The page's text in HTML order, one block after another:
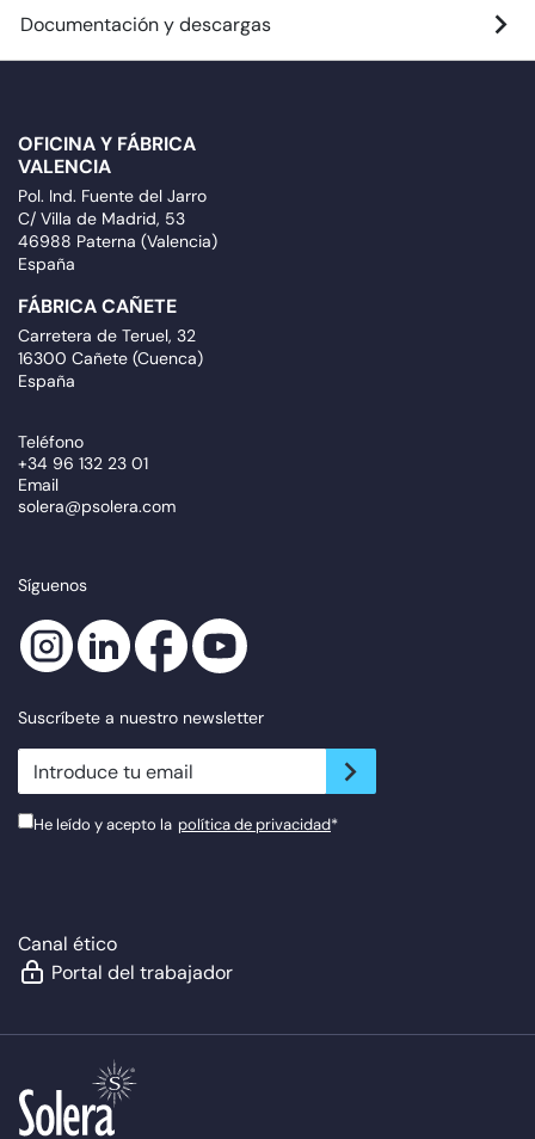
Documentación y descargas
OFICINA Y FÁBRICA
VALENCIA
Pol. Ind. Fuente del Jarro
C/ Villa de Madrid, 53
46988 Paterna (Valencia)
España
FÁBRICA CAÑETE
Carretera de Teruel, 32
16300 Cañete (Cuenca)
España
Teléfono
+34 96 132 23 01
Email
solera@psolera.com
Síguenos
Suscríbete a nuestro newsletter
newsletter.suscribe
He leído y acepto la política de privacidad*
Canal ético
Portal del trabajador